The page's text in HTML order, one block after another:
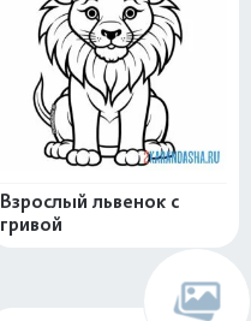
Взрослый львенок с
гривой